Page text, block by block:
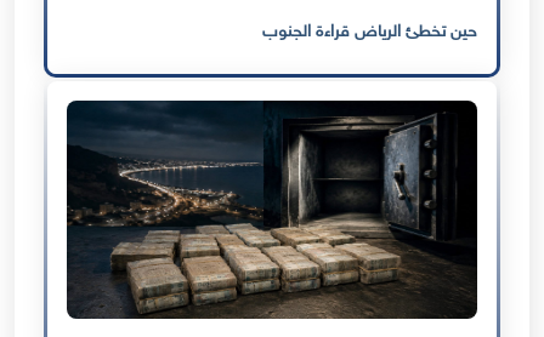
حين تخطئ الرياض قراءة الجنوب